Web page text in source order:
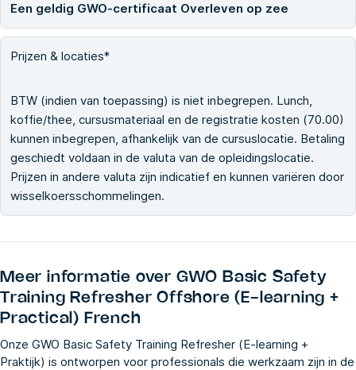
Een geldig GWO-certificaat Overleven op zee
Prijzen & locaties*
BTW (indien van toepassing) is niet inbegrepen. Lunch,
koffie/thee, cursusmateriaal en de registratie kosten (70.00)
kunnen inbegrepen, afhankelijk van de cursuslocatie. Betaling
geschiedt voldaan in de valuta van de opleidingslocatie.
Prijzen in andere valuta zijn indicatief en kunnen variëren door
wisselkoersschommelingen.
Meer informatie over GWO Basic Safety
Training Refresher Offshore (E-learning +
Practical) French
Onze GWO Basic Safety Training Refresher (E-learning +
Praktijk) is ontworpen voor professionals die werkzaam zijn in de